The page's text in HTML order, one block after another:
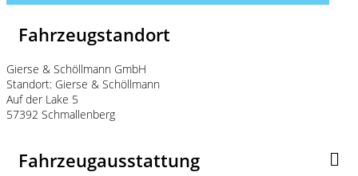
Fahrzeugstandort
Gierse & Schöllmann GmbH
Standort: Gierse & Schöllmann
Auf der Lake 5
57392 Schmallenberg
Fahrzeugausstattung